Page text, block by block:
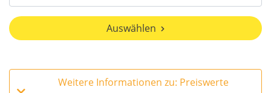
Auswählen
Weitere Informationen zu: Preiswerte